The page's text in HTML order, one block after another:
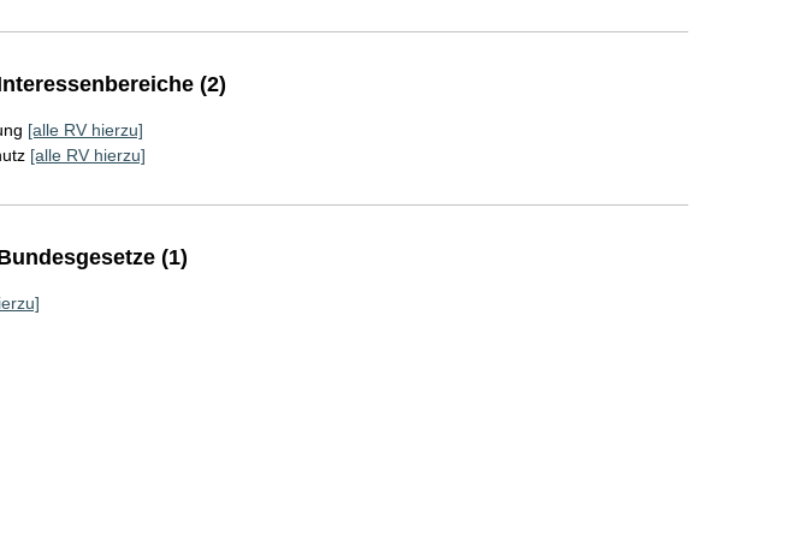
(2)
[alle RV hierzu]
[alle RV hierzu]
(1)